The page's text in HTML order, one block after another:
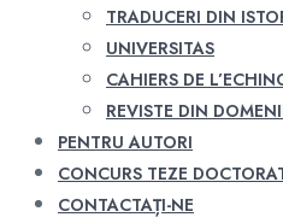
TRADUCERI DIN
UNIVERSITAS
CAHIERS DE
REVISTE DIN
PENTRU AUTORI
CONCURS TEZE
CONTACTAȚI-NE